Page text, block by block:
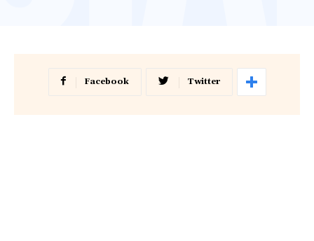
Facebook Twitter